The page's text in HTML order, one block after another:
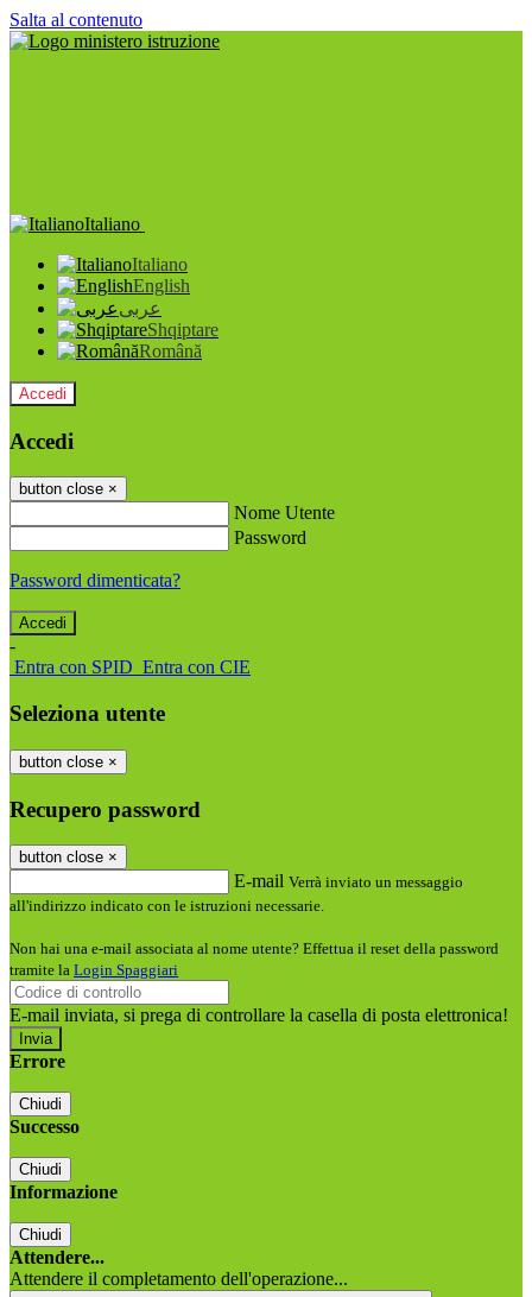
Salta al contenuto
Italiano
Italiano
English
عربى
Shqiptare
Română
Accedi
Accedi
button close ×
Nome Utente
Password
Password dimenticata?
-
Entra con SPID Entra con CIE
Seleziona utente
button close ×
Recupero password
button close ×
E-mail Verrà inviato un messaggio
all'indirizzo indicato con le istruzioni necessarie.
Non hai una e-mail associata al nome utente? Effettua il reset della password
tramite la Login Spaggiari
E-mail inviata, si prega di controllare la casella di posta elettronica!
Errore
Chiudi
Successo
Chiudi
Informazione
Chiudi
Attendere...
Attendere il completamento dell'operazione...